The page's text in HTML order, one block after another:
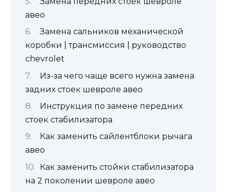
авео
Замена сальников механической
коробки | трансмиссия | руководство
chevrolet
Из-за чего чаще всего нужна замена
задних стоек шевроле авео
Инструкция по замене передних
стоек стабилизатора
Как заменить сайлентблоки рычага
авео
Как заменить стойки стабилизатора
на 2 поколении шевроле авео